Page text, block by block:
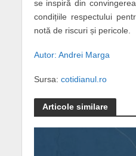
se inspiră din
condițiile respectului
notă de riscuri și pericole.
Autor: Andrei Marga
Sursa: cotidianul.ro
Articole similare